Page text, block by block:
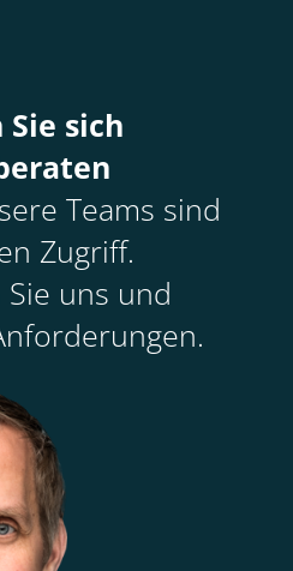
Sie sich
Teams sind
Zugriff.
uns und